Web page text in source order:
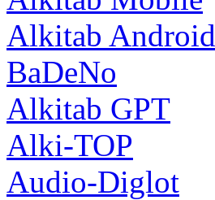
Alkitab Android
BaDeNo
Alkitab GPT
Alki-TOP
Audio-Diglot